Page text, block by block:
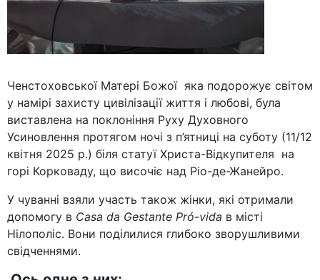
Ченстоховської Матері Божої яка подорожує світом
у намірі захисту цивілізації життя і любові, була
виставлена на поклоніння Руху Духовного
Усиновлення протягом ночі з п’ятниці на суботу (11/12
квітня 2025 р.) біля статуї Христа-Відкупителя на
горі Корковаду, що височіє над Ріо-де-Жанейро.
У чуванні взяли участь також жінки, які отримали
допомогу в Casa da Gestante Pró-vida в місті
Нілополіс. Вони поділилися глибоко зворушливими
свідченнями.